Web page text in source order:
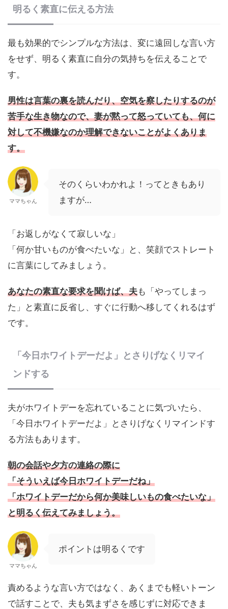
明るく素直に伝える方法
最も効果的でシンプルな方法は、変に遠回しな言い方
をせず、明るく素直に自分の気持ちを伝えることで
す。
男性は言葉の裏を読んだり、空気を察したりするのが
苦手な生き物なので、妻が黙って怒っていても、何に
対して不機嫌なのか理解できないことがよくありま
す。
ママちゃん
そのくらいわかれよ！ってときもあり
ますが…
「お返しがなくて寂しいな」
「何か甘いものが食べたいな」と、笑顔でストレート
に言葉にしてみましょう。
あなたの素直な要求を聞けば、夫も「やってしまっ
た」と素直に反省し、すぐに行動へ移してくれるはず
です。
「今日ホワイトデーだよ」とさりげなくリマイ
ンドする
夫がホワイトデーを忘れていることに気づいたら、
「今日ホワイトデーだよ」とさりげなくリマインドす
る方法もあります。
朝の会話や夕方の連絡の際に
「そういえば今日ホワイトデーだね」
「ホワイトデーだから何か美味しいもの食べたいな」
と明るく伝えてみましょう。
ママちゃん
ポイントは明るくです
責めるような言い方ではなく、あくまでも軽いトーン
で話すことで、夫も気まずさを感じずに対応できま